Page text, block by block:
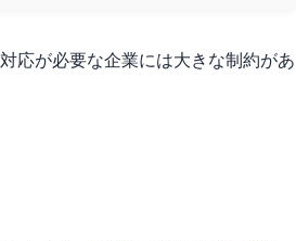
応が必要な企業には大きな制約があ